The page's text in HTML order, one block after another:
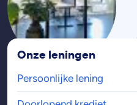
Onze leningen
Persoonlijke lening